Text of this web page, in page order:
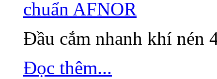
Đầu cắm nhanh khí nén
Đọc thêm...